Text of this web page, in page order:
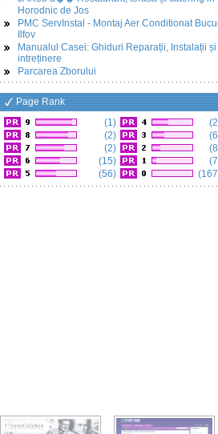
Horodnic de Jos
PMC ServInstal - Montaj Aer Conditionat
Ilfov
Manualul Casei: Ghiduri Reparații, Instalații și
intreținere
Parcarea Zborului
Page Rank
(1)
(2)
(2)
(15)
(56)